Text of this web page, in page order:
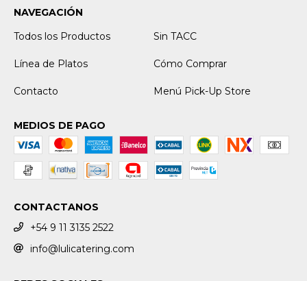
NAVEGACIÓN
Todos los Productos
Sin TACC
Línea de Platos Cómo Comprar
Contacto Menú Pick-Up Store
MEDIOS DE PAGO
CONTACTANOS
+54 9 11 3135 2522
info@lulicatering.com